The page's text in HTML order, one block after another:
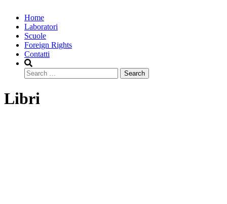
Home
Laboratori
Scuole
Foreign Rights
Contatti
Search
Libri